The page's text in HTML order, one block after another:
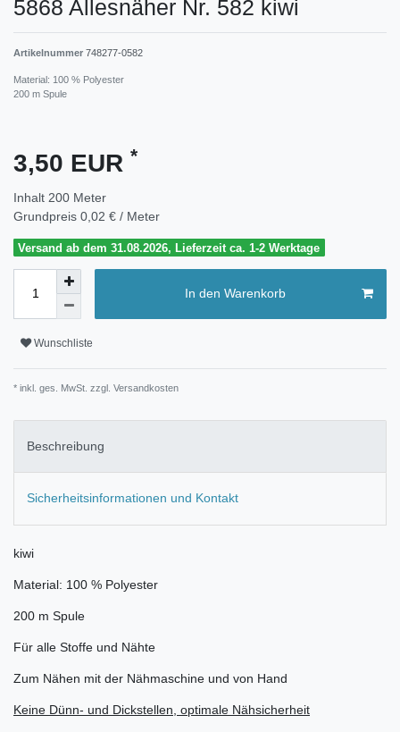
5868 Allesnäher Nr. 582 kiwi
Artikelnummer 748277-0582
Material: 100 % Polyester
200 m Spule
3,50 EUR *
Inhalt 200 Meter
Grundpreis 0,02 € / Meter
Versand ab dem 31.08.2026, Lieferzeit ca. 1-2 Werktage
In den Warenkorb
Wunschliste
* inkl. ges. MwSt. zzgl. Versandkosten
Beschreibung
Sicherheitsinformationen und Kontakt
kiwi
Material: 100 % Polyester
200 m Spule
Für alle Stoffe und Nähte
Zum Nähen mit der Nähmaschine und von Hand
Keine Dünn- und Dickstellen, optimale Nähsicherheit